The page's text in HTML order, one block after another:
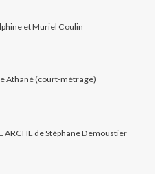
et Muriel Coulin
Athané (court-métrage)
ARCHE de Stéphane Demoustier